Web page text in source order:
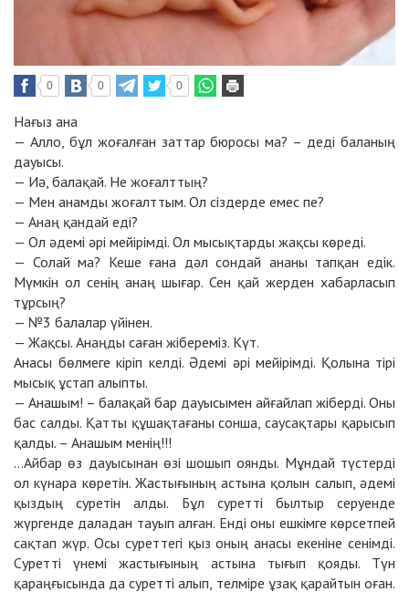
0 0 0
Нағыз ана
— Алло, бұл жоғалған заттар бюросы ма? – деді баланың
дауысы.
— Иә, балақай. Не жоғалттың?
— Мен анамды жоғалттым. Ол сіздерде емес пе?
— Анаң қандай еді?
— Ол әдемі әрі мейірімді. Ол мысықтарды жақсы көреді.
— Солай ма? Кеше ғана дәл сондай ананы тапқан едік.
Мүмкін ол сенің анаң шығар. Сен қай жерден хабарласып
тұрсың?
— №3 балалар үйінен.
— Жақсы. Анаңды саған жібереміз. Күт.
Анасы бөлмеге кіріп келді. Әдемі әрі мейірімді. Қолына тірі
мысық ұстап алыпты.
— Анашым! – балақай бар дауысымен айғайлап жіберді. Оны
бас салды. Қатты құшақтағаны сонша, саусақтары қарысып
қалды. – Анашым менің!!!
…Айбар өз дауысынан өзі шошып оянды. Мұндай түстерді
ол күнара көретін. Жастығының астына қолын салып, әдемі
қыздың суретін алды. Бұл суретті былтыр серуенде
жүргенде даладан тауып алған. Енді оны ешкімге көрсетпей
сақтап жүр. Осы суреттегі қыз оның анасы екеніне сенімді.
Суретті үнемі жастығының астына тығып қояды. Түн
қараңғысында да суретті алып, телміре ұзақ қарайтын оған.